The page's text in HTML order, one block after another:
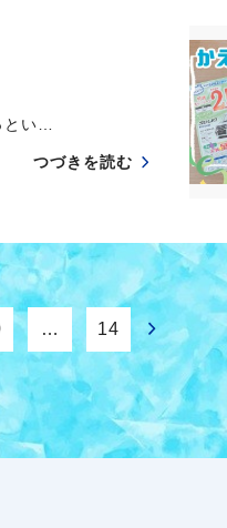
い…
つづきを読む
… 14